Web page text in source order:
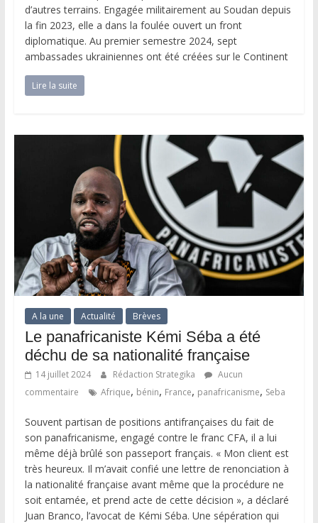
d’autres terrains. Engagée militairement au Soudan depuis
la fin 2023, elle a dans la foulée ouvert un front
diplomatique. Au premier semestre 2024, sept
ambassades ukrainiennes ont été créées sur le Continent
Lire la suite
A la une Actualité Brèves
Le panafricaniste Kémi Séba a été
déchu de sa nationalité française
14 juillet 2024 Rédaction Strategika
Aucun
commentaire
Afrique, bénin, France, panafricanisme, Seba
Souvent partisan de positions antifrançaises du fait de
son panafricanisme, engagé contre le franc CFA, il a lui
même déjà brûlé son passeport français. « Mon client est
très heureux. Il m’avait confié une lettre de renonciation à
la nationalité française avant même que la procédure ne
soit entamée, et prend acte de cette décision », a déclaré
Juan Branco, l’avocat de Kémi Séba. Une sépération qui